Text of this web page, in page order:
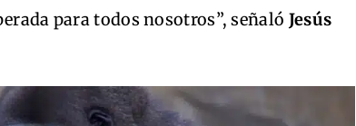
para todos nosotros”, señaló Jesús